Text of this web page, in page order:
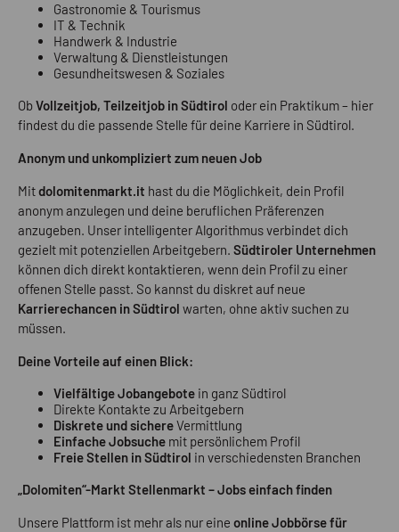
Gastronomie & Tourismus
IT & Technik
Handwerk & Industrie
Verwaltung & Dienstleistungen
Gesundheitswesen & Soziales
ObVollzeitjob, Teilzeitjob in Südtirol oder ein Praktikum – hier
findest du die passende Stelle für deine Karriere in Südtirol.
Anonym und unkompliziert zum neuen Job
Mitdolomitenmarkt.it hast du die Möglichkeit, dein Profil
anonym anzulegen und deine beruflichen Präferenzen
anzugeben. Unser intelligenter Algorithmus verbindet dich
gezielt mit potenziellen Arbeitgebern. Südtiroler Unternehmen
können dich direkt kontaktieren, wenn dein Profil zu einer
offenen Stelle passt. So kannst du diskret auf neue
Karrierechancen in Südtirol warten, ohne aktiv suchen zu
müssen.
Deine Vorteile auf einen Blick:
Vielfältige Jobangebote in ganz Südtirol
Direkte Kontakte zu Arbeitgebern
Diskrete und sichereVermittlung
Einfache Jobsuche mit persönlichem Profil
Freie Stellen in Südtirol in verschiedensten Branchen
„Dolomiten“-Markt Stellenmarkt – Jobs einfach finden
Unsere Plattform ist mehr als nur eine online Jobbörse für